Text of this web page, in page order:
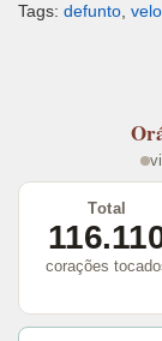
Tags: defunto
Total
corações